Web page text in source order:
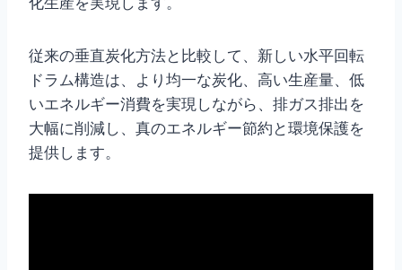
従来の垂直炭化方法と比較して、新しい水平回転
ドラム構造は、より均一な炭化、高い生産量、低
いエネルギー消費を実現しながら、排ガス排出を
大幅に削減し、真のエネルギー節約と環境保護を
提供します。